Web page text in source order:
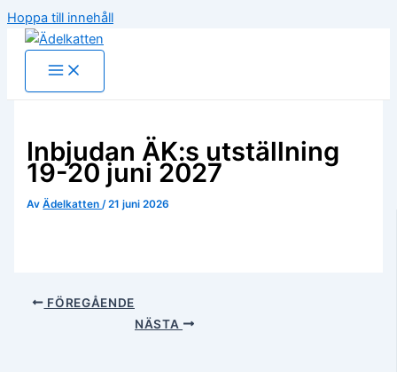
Hoppa till innehåll
Inbjudan ÄK:s utställning
19-20 juni 2027
AvÄdelkatten/21 juni 2026
FÖREGÅENDE
NÄSTA